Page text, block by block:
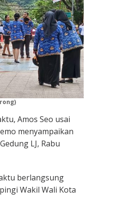
Amos Seo usai
menyampaikan
LJ, Rabu
berlangsung
Wakil Wali Kota